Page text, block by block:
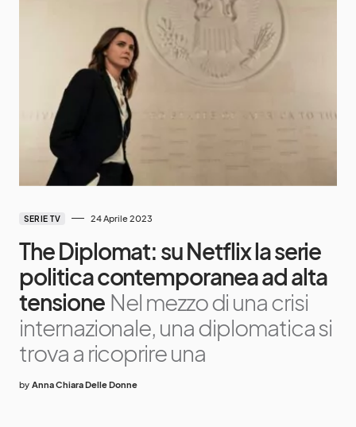
SERIE TV 24 Aprile 2023
The Diplomat: su Netflix la serie
politica contemporanea ad alta
tensione Nel mezzo di una crisi
internazionale, una diplomatica si
trova a ricoprire una
by Anna Chiara Delle Donne